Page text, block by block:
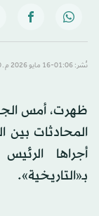
نُشر: 01:06-16 مايو 2026 م ـ 30 ذو القِعدة 1447 هـ
ظهرت، أمس
المحادثات بين
أجراها
بـ«التاريخية».